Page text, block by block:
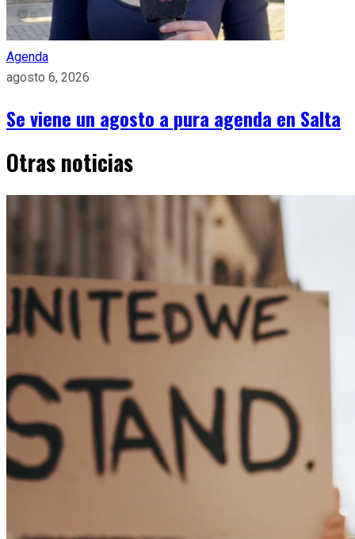
Agenda
agosto 6, 2026
Se viene un agosto a pura agenda en Salta
Otras noticias